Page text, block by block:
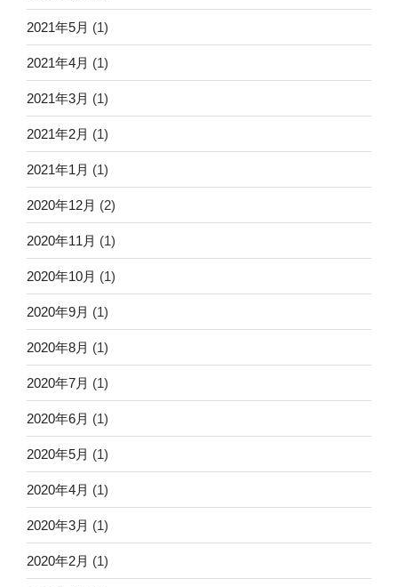
2021年5月 (1)
2021年4月 (1)
2021年3月 (1)
2021年2月 (1)
2021年1月 (1)
2020年12月 (2)
2020年11月 (1)
2020年10月 (1)
2020年9月 (1)
2020年8月 (1)
2020年7月 (1)
2020年6月 (1)
2020年5月 (1)
2020年4月 (1)
2020年3月 (1)
2020年2月 (1)